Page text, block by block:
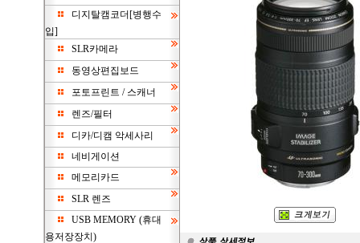
디지탈캠코더[병행수
입]
SLR카메라
동영상편집보드
포토프린트 / 스캐너
렌즈/필터
디카/디캠 악세사리
네비게이션
메모리카드
SLR 렌즈
USB MEMORY (휴대
용저장장치)